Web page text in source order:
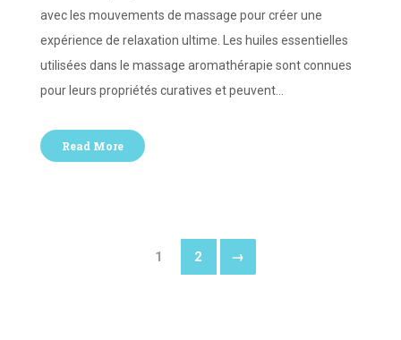
avec les mouvements de massage pour créer une
expérience de relaxation ultime. Les huiles essentielles
utilisées dans le massage aromathérapie sont connues
pour leurs propriétés curatives et peuvent…
Read More
1 2 →